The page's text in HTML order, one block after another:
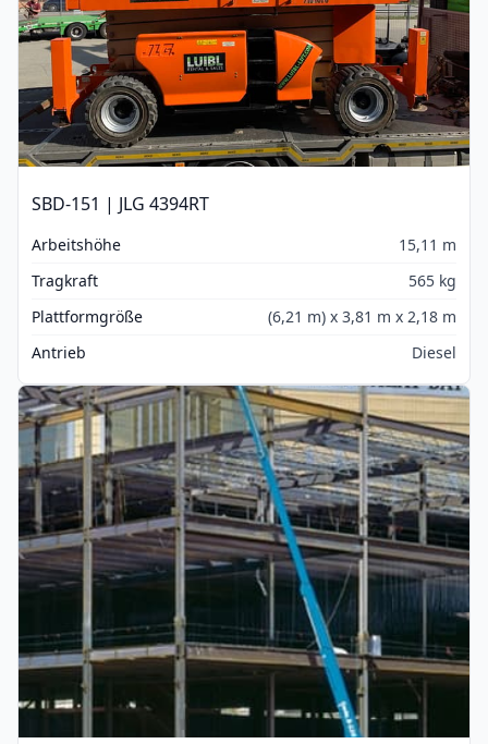
SBD-151 | JLG 4394RT
Arbeitshöhe
15,11 m
Tragkraft
565 kg
Plattformgröße
(6,21 m) x 3,81 m x 2,18 m
Antrieb
Diesel